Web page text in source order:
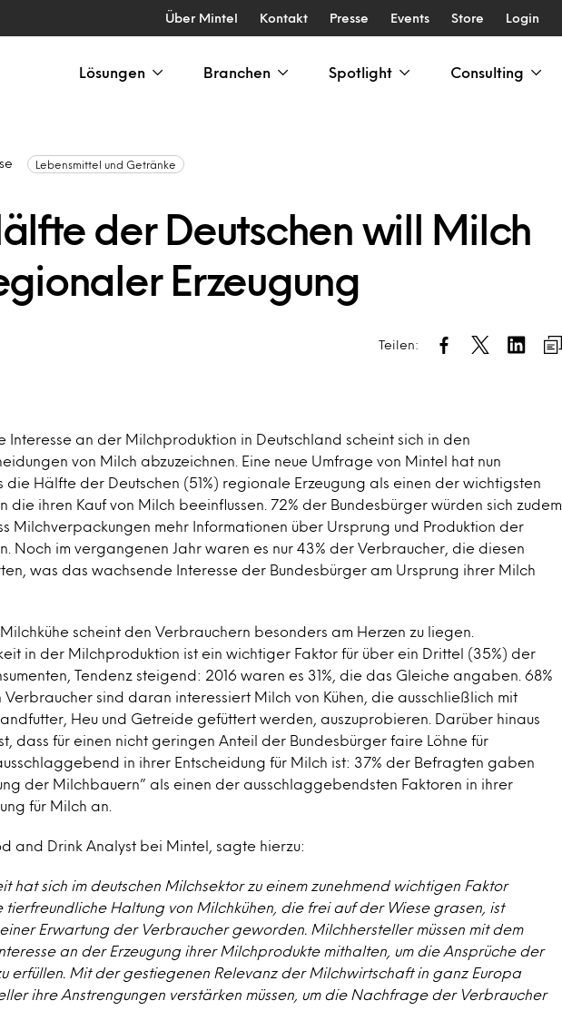
Über Mintel Kontakt Presse Events Store Login
Lösungen Branchen Spotlight Consulting
Lebensmittel und Getränke
der Deutschen will Milch
Erzeugung
Teilen:
Interesse an der Milchproduktion in Deutschland scheint sich in den
von Milch abzuzeichnen. Eine neue Umfrage von Mintel hat nun
die Hälfte der Deutschen (51%) regionale Erzeugung als einen der wichtigsten
die ihren Kauf von Milch beeinflussen. 72% der Bundesbürger würden sich zudem
Milchverpackungen mehr Informationen über Ursprung und Produktion der
Noch im vergangenen Jahr waren es nur 43% der Verbraucher, die diesen
was das wachsende Interesse der Bundesbürger am Ursprung ihrer Milch
scheint den Verbrauchern besonders am Herzen zu liegen.
in der Milchproduktion ist ein wichtiger Faktor für über ein Drittel (35%) der
Tendenz steigend: 2016 waren es 31%, die das Gleiche angaben. 68%
Verbraucher sind daran interessiert Milch von Kühen, die ausschließlich mit
Heu und Getreide gefüttert werden, auszuprobieren. Darüber hinaus
dass für einen nicht geringen Anteil der Bundesbürger faire Löhne für
in ihrer Entscheidung für Milch ist: 37% der Befragten gaben
der Milchbauern” als einen der ausschlaggebendsten Faktoren in ihrer
für Milch an.
and Drink Analyst bei Mintel, sagte hierzu:
hat sich im deutschen Milchsektor zu einem zunehmend wichtigen Faktor
tierfreundliche Haltung von Milchkühen, die frei auf der Wiese grasen, ist
einer Erwartung der Verbraucher geworden. Milchhersteller müssen mit dem
an der Erzeugung ihrer Milchprodukte mithalten, um die Ansprüche der
erfüllen. Mit der gestiegenen Relevanz der Milchwirtschaft in ganz Europa
ihre Anstrengungen verstärken müssen, um die Nachfrage der Verbraucher